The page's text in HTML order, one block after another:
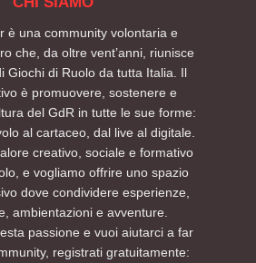
è una community volontaria e
che, da oltre vent’anni, riunisce
Giochi di Ruolo da tutta Italia. Il
è promuovere, sostenere e
del GdR in tutte le sue forme:
al cartaceo, dal live al digitale.
creativo, sociale e formativo
e vogliamo offrire uno spazio
dove condividere esperienze,
ambientazioni e avventure.
passione e vuoi aiutarci a far
registrati gratuitamente: